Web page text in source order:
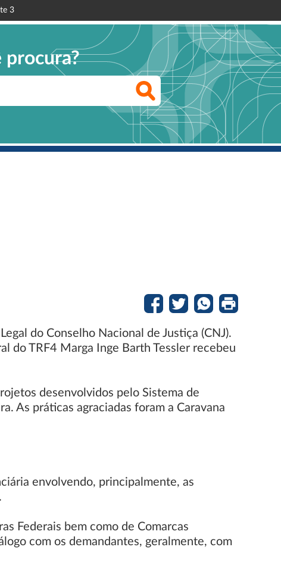
3
procura?
do Conselho Nacional de Justiça (CNJ).
do TRF4 Marga Inge Barth Tessler recebeu
desenvolvidos pelo Sistema de
As práticas agraciadas foram a Caravana
envolvendo, principalmente, as
Federais bem como de Comarcas
com os demandantes, geralmente, com